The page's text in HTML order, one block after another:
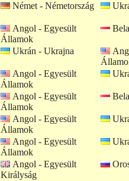
Német - Németország
Angol - Egyesült
Államok
Ukrán - Ukrajna
Angol - Egyesült
Államok
Angol - Egyesült
Államok
Angol - Egyesült
Államok
Angol - Egyesült
Államok
Angol - Egyesült
Királyság